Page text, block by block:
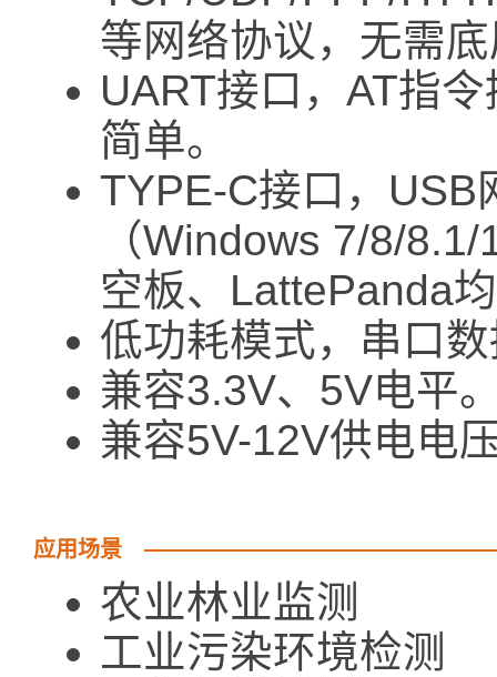
等网络协议，无需
UART接口，AT指
简单。
TYPE-C接口，USB
（Windows 7/8/
空板、LattePanda
低功耗模式，串口
兼容3.3V、5V电平
兼容5V-12V供电电
应用场景
农业林业监测
工业污染环境检测